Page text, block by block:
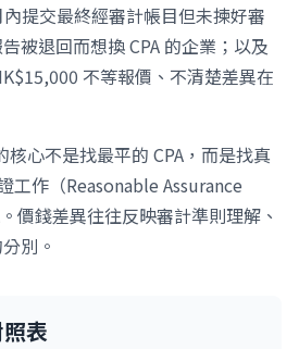
提交最終經審計帳目但未揀好審
被退回而想換 CPA 的企業；以及
不等報價、不清楚差異在
核心不是找最平的 CPA，而是找真
工作（Reasonable Assurance
價錢差異往往反映審計準則理解、
別。
表